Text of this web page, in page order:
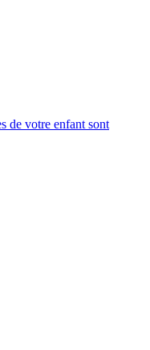
de votre enfant sont